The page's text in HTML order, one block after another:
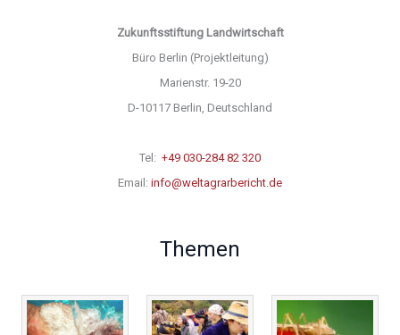
Zukunftsstiftung Landwirtschaft
Büro Berlin (Projektleitung)
Marienstr. 19-20
D-10117 Berlin, Deutschland
Tel: +49 030-284 82 320
Email: info@weltagrarbericht.de
Themen